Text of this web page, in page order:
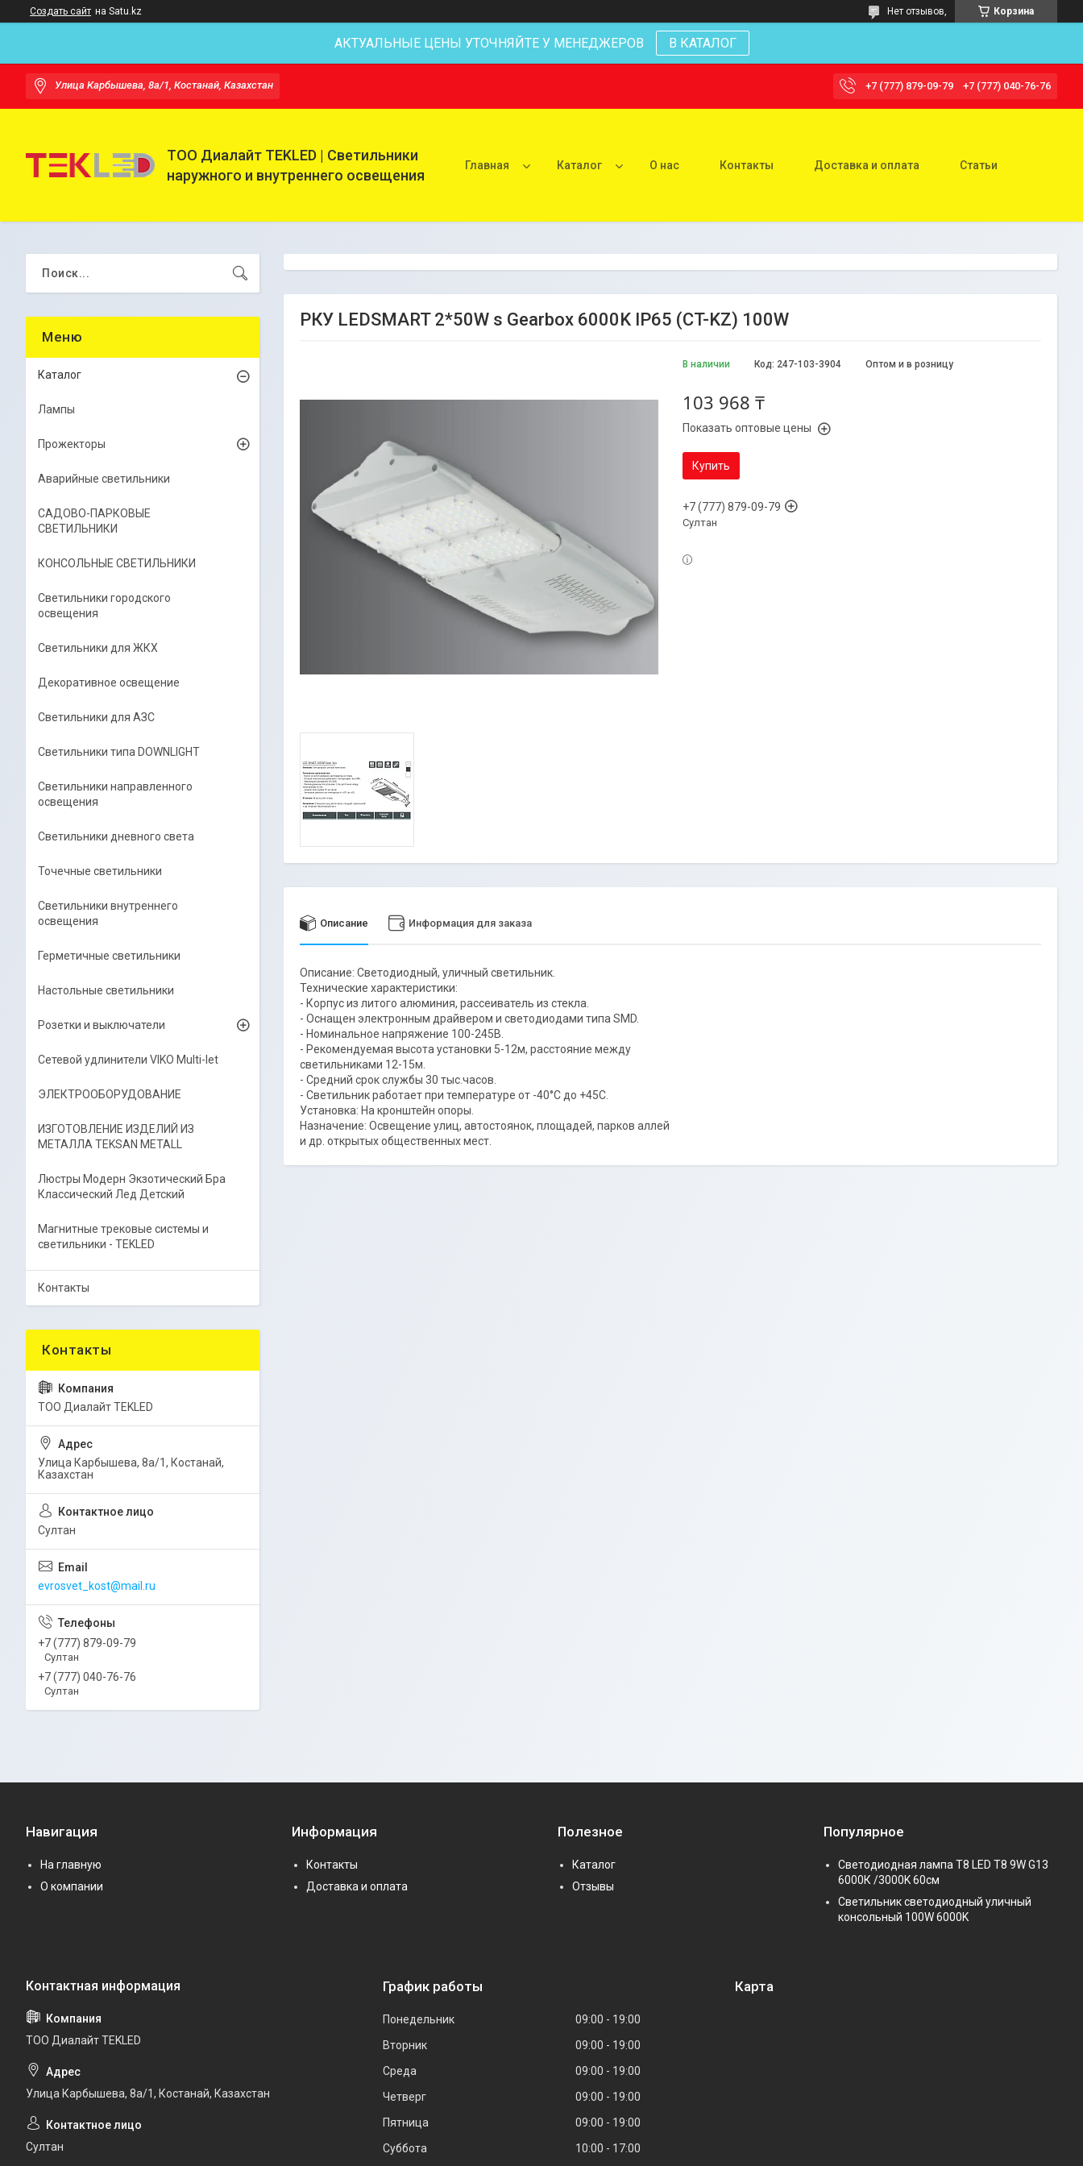
Создать сайт на Satu.kz Корзина
Нет отзывов,
АКТУАЛЬНЫЕ ЦЕНЫ УТОЧНЯЙТЕ У МЕНЕДЖЕРОВ В КАТАЛОГ
Улица Карбышева, 8а/1, Костанай, Казахстан +7 (777) 879-09-79 +7 (777) 040-76-76
ТОО Диалайт TEKLED | Светильники
наружного и внутреннего освещения
Главная Каталог О нас Контакты Доставка и оплата Статьи
РКУ LEDSMART 2*50W s Gearbox 6000K IP65 (CT-KZ) 100W
В наличии Оптом и в розницу
Код: 247-103-3904
103 968 ₸
Показать оптовые цены
Купить
+7 (777) 879-09-79
Султан
Описание Информация для заказа
Описание: Светодиодный, уличный светильник.
Технические характеристики:
- Корпус из литого алюминия, рассеиватель из стекла.
- Оснащен электронным драйвером и светодиодами типа SMD.
- Номинальное напряжение 100-245В.
- Рекомендуемая высота установки 5-12м, расстояние между
светильниками 12-15м.
- Средний срок службы 30 тыс.часов.
- Светильник работает при температуре от -40°C до +45С.
Установка: На кронштейн опоры.
Назначение: Освещение улиц, автостоянок, площадей, парков аллей
и др. открытых общественных мест.
Каталог
Лампы
Прожекторы
Аварийные светильники
САДОВО-ПАРКОВЫЕ
СВЕТИЛЬНИКИ
КОНСОЛЬНЫЕ СВЕТИЛЬНИКИ
Светильники городского
освещения
Светильники для ЖКХ
Декоративное освещение
Светильники для АЗС
Светильники типа DOWNLIGHT
Светильники направленного
освещения
Светильники дневного света
Точечные светильники
Светильники внутреннего
освещения
Герметичные светильники
Настольные светильники
Розетки и выключатели
Сетевой удлинители VIKO Multi-let
ЭЛЕКТРООБОРУДОВАНИЕ
ИЗГОТОВЛЕНИЕ ИЗДЕЛИЙ ИЗ
МЕТАЛЛА TEKSAN METALL
Люстры Модерн Экзотический Бра
Классический Лед Детский
Магнитные трековые системы и
светильники - TEKLED
Контакты
ТОО Диалайт TEKLED
Улица Карбышева, 8а/1, Костанай,
Казахстан
Султан
evrosvet_kost@mail.ru
+7 (777) 879-09-79
Султан
+7 (777) 040-76-76
Султан
Навигация
На главную
О компании
Информация
Контакты
Доставка и оплата
Полезное
Каталог
Отзывы
Популярное
Светодиодная лампа Т8 LED T8 9W G13
6000К /3000K 60см
Светильник светодиодный уличный
консольный 100W 6000K
ТОО Диалайт TEKLED
Улица Карбышева, 8а/1, Костанай, Казахстан
Султан
График работы
Понедельник 09:00
19:00
Вторник
09:00
19:00
Среда
09:00
19:00
Четверг
09:00
19:00
Пятница
09:00
19:00
Суббота
10:00 17:00
Карта